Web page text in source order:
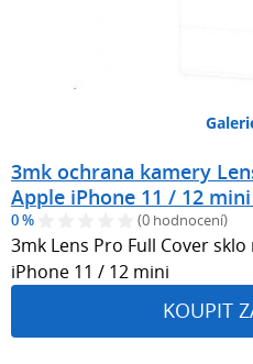
3mk ochrana kamery
Apple iPhone 11 / 12
0 % (0 hodnocení)
3mk Lens Pro Full Cover
iPhone 11 / 12 mini
KOUPIT